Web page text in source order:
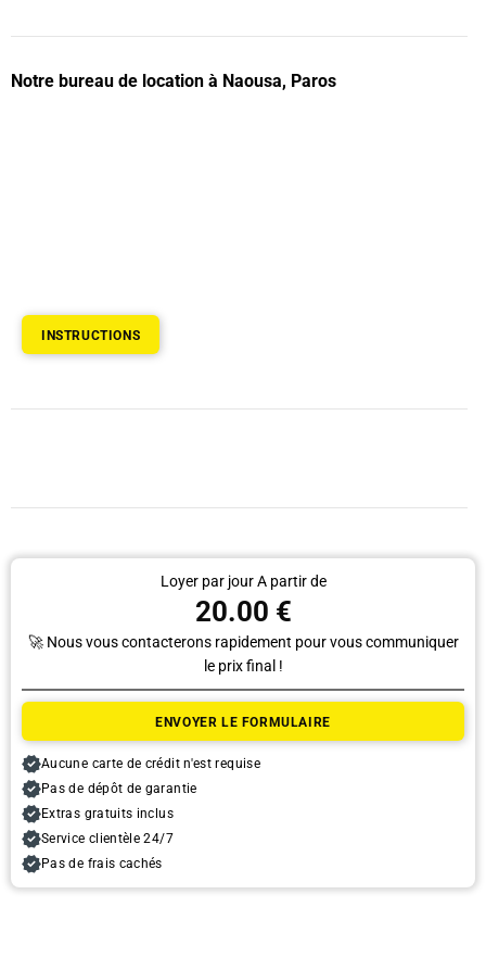
Notre bureau de location à Naousa, Paros
INSTRUCTIONS
Loyer par jour A partir de
20.00 €
🚀 Nous vous contacterons rapidement pour vous communiquer
le prix final !
Ramassage
Date
L'heure
ENVOYER LE FORMULAIRE
Aucune carte de crédit n'est requise
Pas de dépôt de garantie
Extras gratuits inclus
Service clientèle 24/7
Pas de frais cachés